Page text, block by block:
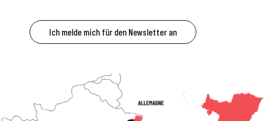
Ich melde mich für den Newsletter an